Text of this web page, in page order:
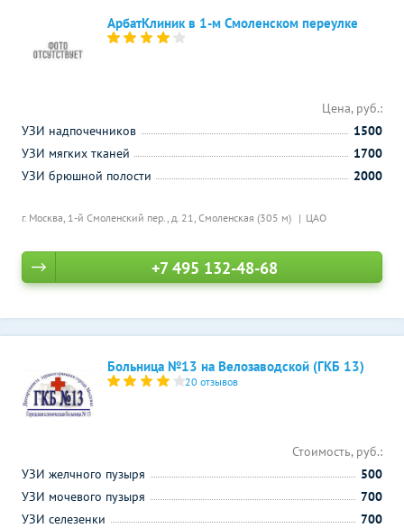
АрбатКлиник в 1-м Смоленском переулке
г. Москва, 1-й Смоленский пер., д. 21, Смоленская (305 м) ЦАО
Цена, руб.:
УЗИ надпочечников
1500
УЗИ мягких тканей
1700
УЗИ брюшной полости
2000
+7 495 132-48-68
Больница №13 на Велозаводской (ГКБ 13)
20 отзывов
Стоимость, руб.:
УЗИ желчного пузыря
500
УЗИ мочевого пузыря
700
УЗИ селезенки
700